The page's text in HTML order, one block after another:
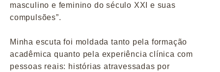
masculino e feminino do século XXI e suas
compulsões”.
Minha escuta foi moldada tanto pela formação
acadêmica quanto pela experiência clínica com
pessoas reais: histórias atravessadas por